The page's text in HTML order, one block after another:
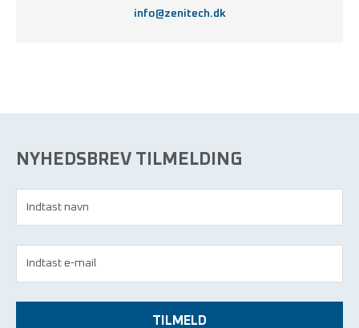
info@zenitech.dk
NYHEDSBREV TILMELDING
TILMELD